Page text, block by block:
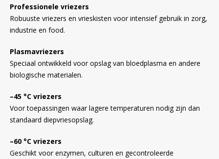
Professionele vriezers
Robuuste vriezers en vrieskisten voor intensief gebruik in zorg,
industrie en food.
Plasmavriezers
Speciaal ontwikkeld voor opslag van bloedplasma en andere
biologische materialen.
–45 °C vriezers
Voor toepassingen waar lagere temperaturen nodig zijn dan
standaard diepvriesopslag.
–60 °C vriezers
Geschikt voor enzymen, culturen en gecontroleerde